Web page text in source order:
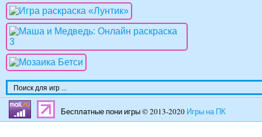
Бесплатные пони игры © 2013-2020 Игры на ПК